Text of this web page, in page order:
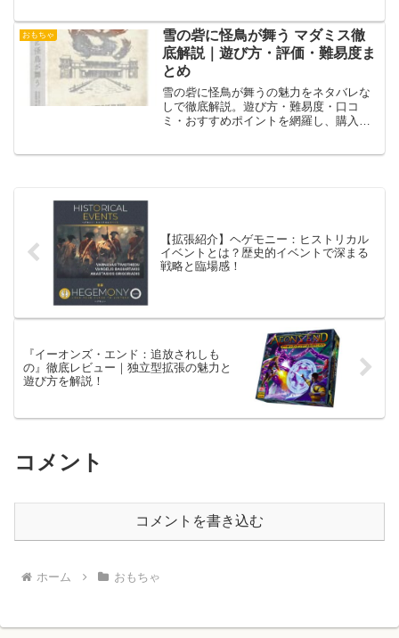
おもちゃ
雪の砦に怪鳥が舞う マダミス徹
底解説｜遊び方・評価・難易度ま
とめ
雪の砦に怪鳥が舞うの魅力をネタバレな
しで徹底解説。遊び方・難易度・口コ
ミ・おすすめポイントを網羅し、購入前
【拡張紹介】ヘゲモニー：ヒストリカル
イベントとは？歴史的イベントで深まる
戦略と臨場感！
『イーオンズ・エンド：追放されしも
の』徹底レビュー｜独立型拡張の魅力と
遊び方を解説！
コメント
コメントを書き込む
ホーム おもちゃ